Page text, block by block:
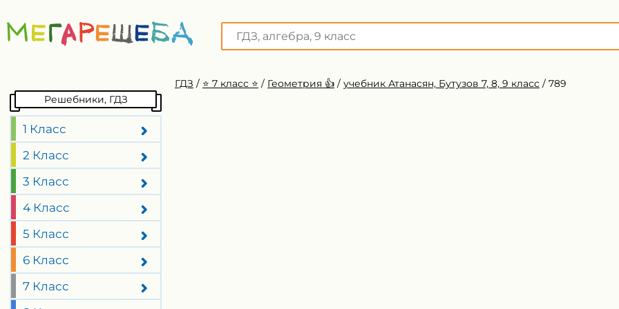
Решебники, ГДЗ
1 Класс
2 Класс
3 Класс
4 Класс
5 Класс
6 Класс
7 Класс
ГДЗ / ⭐️ 7 класс ⭐️ / Геометрия 👍 / учебник Атанасян, Бутузов 7, 8, 9 класс / 789